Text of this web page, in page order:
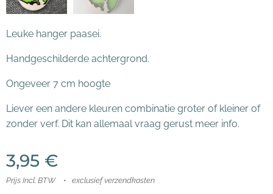
Leuke hanger paasei.
Handgeschilderde achtergrond.
Ongeveer 7 cm hoogte
Liever een andere kleuren combinatie groter of kleiner of
zonder verf. Dit kan allemaal vraag gerust meer info.
3,95 €
Prijs Incl. BTW exclusief verzendkosten